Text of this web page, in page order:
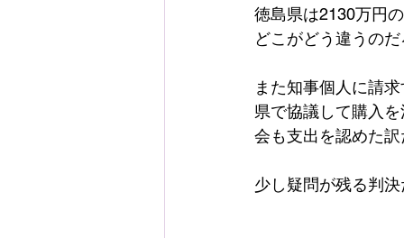
徳島県は2130万円
どこがどう違うの
また知事個人に請
県で協議して購入
会も支出を認めた
少し疑問が残る判